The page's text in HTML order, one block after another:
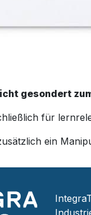
gesondert
für
ein